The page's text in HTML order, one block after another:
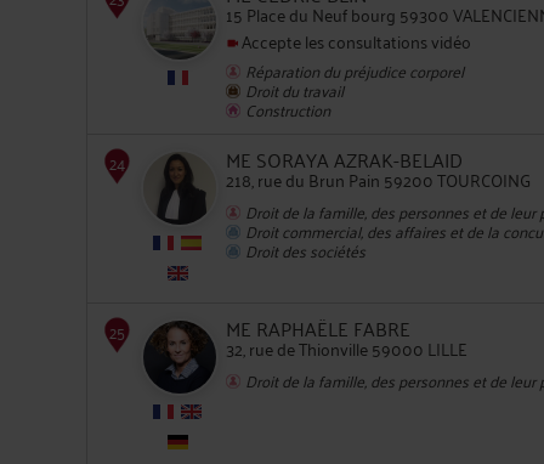
15 Place du Neuf bourg 59300
Accepte les consultations vidéo
Réparation du préjudice corporel
Droit du travail
Construction
24
ME SORAYA AZRAK-BELAID
218, rue du Brun Pain 59200 TOURCOING
Droit de la famille, des personnes et de
Droit commercial, des affaires et de la
Droit des sociétés
ME RAPHAËLE FABRE
32, rue de Thionville 59000 LILLE
Droit de la famille, des personnes et de